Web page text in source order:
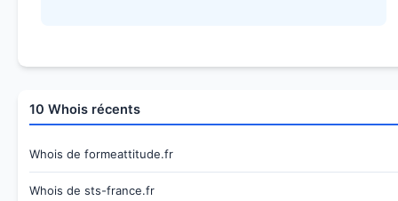
10 Whois récents
Whois de formeattitude.fr
Whois de sts-france.fr